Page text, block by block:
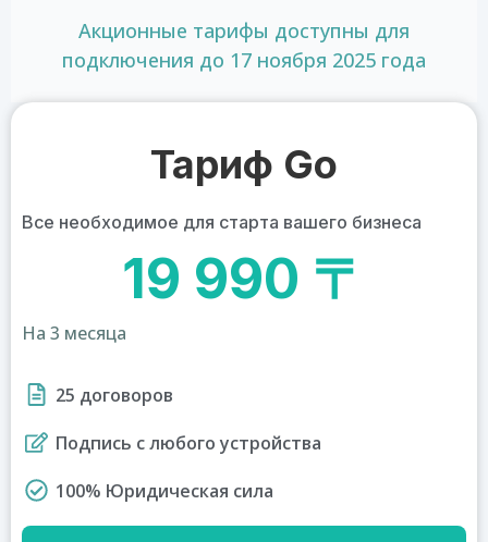
Акционные тарифы доступны для
подключения до 17 ноября 2025 года
Тариф Go
Все необходимое для старта вашего бизнеса
19 990 〒
На 3 месяца
25 договоров
Подпись с любого устройства
100% Юридическая сила